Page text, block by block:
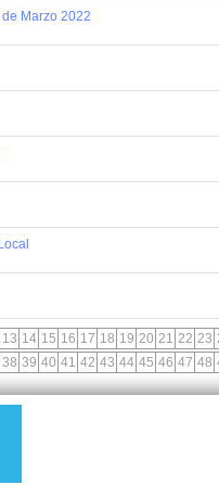
Marzo 2022
13 14 15 16 17 18 19 20 21 22 23
38 39 40 41 42 43 44 45 46 47 48